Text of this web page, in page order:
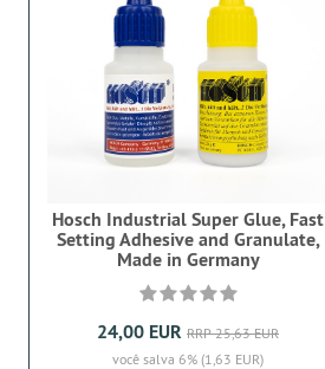
Hosch Industrial Super Glue, Fast
Setting Adhesive and Granulate,
Made in Germany
24,00 EUR RRP 25,63 EUR
você salva 6% (1,63 EUR)